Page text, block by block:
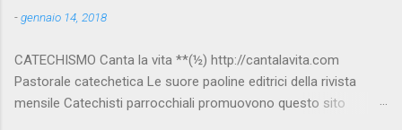
-gennaio 14, 2018
CATECHISMO Canta la vita **(½) http://cantalavita.com
Pastorale catechetica Le suore paoline editrici della rivista
mensile Catechisti parrocchiali promuovono questo sito